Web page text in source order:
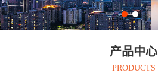
产品中心
PRODUCTS